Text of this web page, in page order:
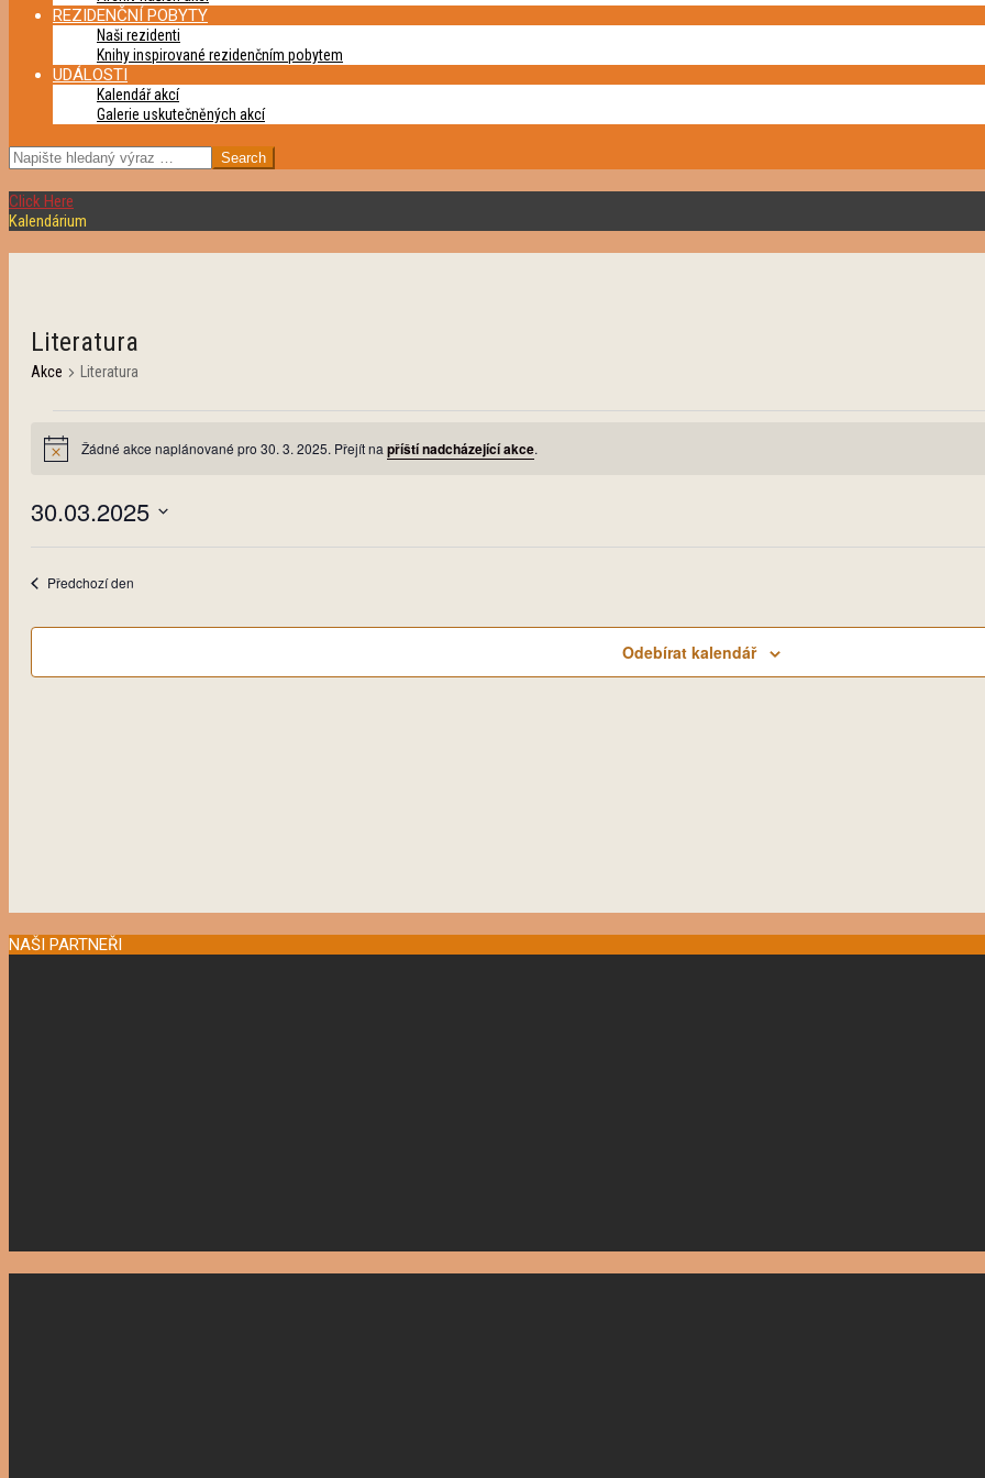
REZIDENČNÍ POBYTY
Naši rezidenti
Knihy inspirované rezidenčním pobytem
UDÁLOSTI
Kalendář akcí
Galerie uskutečněných akcí
SEARCH
Click Here
Kalendárium
Literatura
Akce Literatura
for
3.
2025
Notice Žádné akce naplánované pro 30. 3. 2025. Přejít na příští nadcházející akce.
30.03.2025
Předchozí den
Odebírat kalendář
NAŠI PARTNEŘI